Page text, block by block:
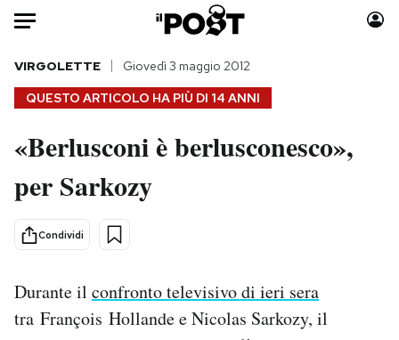
Auto
HOME
Italia
Politica
Tecnologia
Internet
Cultura
Economia
Moda
Europa
Altrecose
QUESTO ARTICOLO HA PIÙ DI 14 ANNI
VIRGOLETTE Giovedì 3 maggio 2012
«Berlusconi è berlusconesco»,
per Sarkozy
Condividi
Durante il confronto televisivo di ieri sera
tra François Hollande e Nicolas Sarkozy, il